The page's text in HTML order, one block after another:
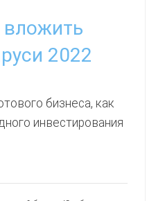
вложить
2022
бизнеса, как
инвестирования